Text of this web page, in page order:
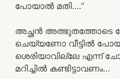
പോയാൽ മതി….”
അച്ഛൻ അത്ഭുതത്തോടെ
ചെയ്യണോ വീട്ടിൽ
ശെരിയാവില്ലേ എന്ന്
മറിച്ചിൽ കണ്ടിട്ടാവണം…